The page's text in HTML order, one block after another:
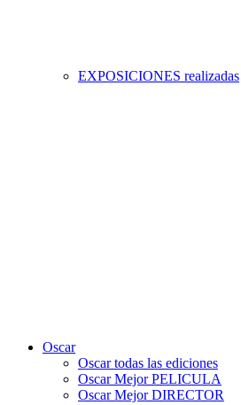
EXPOSICIONES realizadas
Oscar
Oscar todas las ediciones
Oscar Mejor PELICULA
Oscar Mejor DIRECTOR